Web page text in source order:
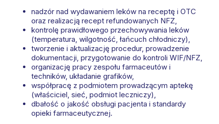
nadzór nad wydawaniem leków na receptę i OTC
oraz realizacją recept refundowanych NFZ,
kontrolę prawidłowego przechowywania leków
(temperatura, wilgotność, łańcuch chłodniczy),
tworzenie i aktualizację procedur, prowadzenie
dokumentacji, przygotowanie do kontroli WIF/NFZ,
organizację pracy zespołu farmaceutów i
techników, układanie grafików,
współpracę z podmiotem prowadzącym aptekę
(właściciel, sieć, podmiot leczniczy),
dbałość o jakość obsługi pacjenta i standardy
opieki farmaceutycznej.